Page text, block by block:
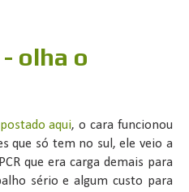
olha o
postado aqui, o cara funcionou
que só tem no sul, ele veio a
que era carga demais para
sério e algum custo para